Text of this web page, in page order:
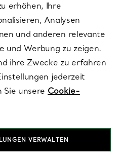
erhöhen, Ihre
Analysen
und anderen relevante
und Werbung zu zeigen.
ihre Zwecke zu erfahren
jederzeit
Sie unsere Cookie-
VERWALTEN